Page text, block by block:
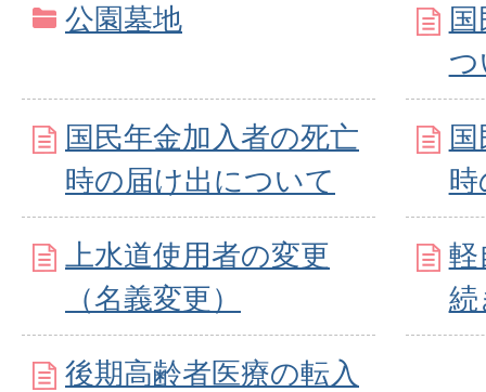
公園墓地
国民年金加入者の死亡
時の届け出について
上水道使用者の変更
（名義変更）
軽
続
後期高齢者医療の転入